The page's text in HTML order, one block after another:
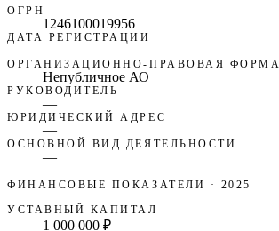
ОГРН
1246100019956
ДАТА РЕГИСТРАЦИИ
—
ОРГАНИЗАЦИОННО-ПРАВОВАЯ ФОРМА
Непубличное АО
РУКОВОДИТЕЛЬ
—
ЮРИДИЧЕСКИЙ АДРЕС
—
ОСНОВНОЙ ВИД ДЕЯТЕЛЬНОСТИ
—
ФИНАНСОВЫЕ ПОКАЗАТЕЛИ · 2025
УСТАВНЫЙ КАПИТАЛ
1 000 000 ₽